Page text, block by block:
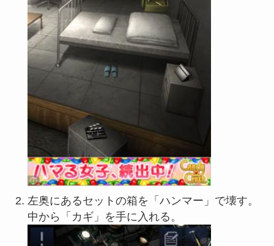
左奥にあるセットの箱を「ハンマー」で壊す。
中から「カギ」を手に入れる。